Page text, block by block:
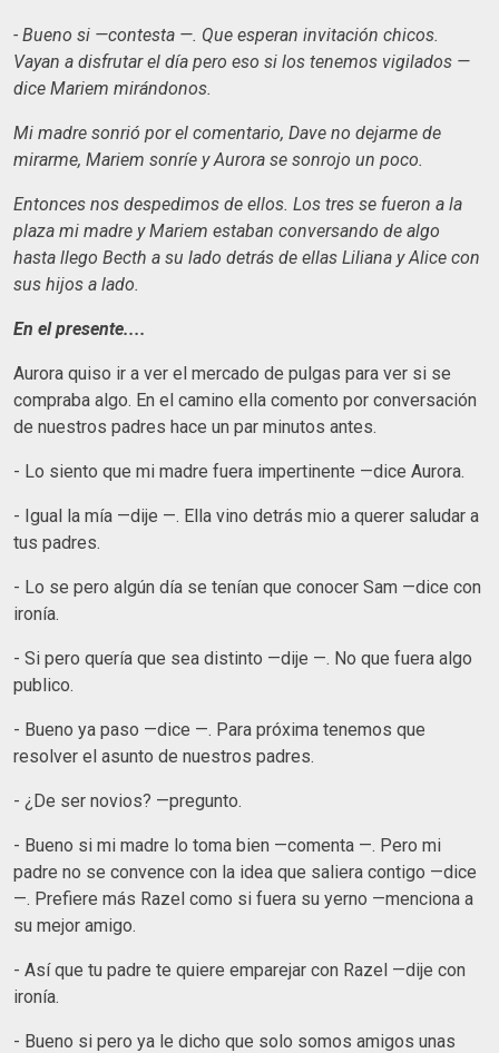
- Bueno si —contesta —. Que esperan invitación chicos.
Vayan a disfrutar el día pero eso si los tenemos vigilados —
dice Mariem mirándonos.
Mi madre sonrió por el comentario, Dave no dejarme de
mirarme, Mariem sonríe y Aurora se sonrojo un poco.
Entonces nos despedimos de ellos. Los tres se fueron a la
plaza mi madre y Mariem estaban conversando de algo
hasta llego Becth a su lado detrás de ellas Liliana y Alice con
sus hijos a lado.
En el presente....
Aurora quiso ir a ver el mercado de pulgas para ver si se
compraba algo. En el camino ella comento por conversación
de nuestros padres hace un par minutos antes.
- Lo siento que mi madre fuera impertinente —dice Aurora.
- Igual la mía —dije —. Ella vino detrás mio a querer saludar a
tus padres.
- Lo se pero algún día se tenían que conocer Sam —dice con
ironía.
- Si pero quería que sea distinto —dije —. No que fuera algo
publico.
- Bueno ya paso —dice —. Para próxima tenemos que
resolver el asunto de nuestros padres.
- ¿De ser novios? —pregunto.
- Bueno si mi madre lo toma bien —comenta —. Pero mi
padre no se convence con la idea que saliera contigo —dice
—. Prefiere más Razel como si fuera su yerno —menciona a
su mejor amigo.
- Así que tu padre te quiere emparejar con Razel —dije con
ironía.
- Bueno si pero ya le dicho que solo somos amigos unas